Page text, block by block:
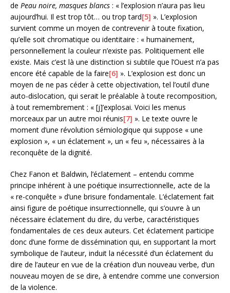
de Peau noire, masques blancs : « l’explosion n’aura pas lieu
aujourd’hui. Il est trop tôt… ou trop tard[5] ». L’explosion
survient comme un moyen de contrevenir à toute fixation,
qu’elle soit chromatique ou identitaire : « humainement,
personnellement la couleur n’existe pas. Politiquement elle
existe. Mais c’est là une distinction si subtile que l’Ouest n’a pas
encore été capable de la faire[6] ». L’explosion est donc un
moyen de ne pas céder à cette objectivation, tel l’outil d’une
auto-dislocation, qui serait le préalable à toute recomposition,
à tout remembrement : « [j]’explosai. Voici les menus
morceaux par un autre moi réunis[7] ». Le texte ouvre le
moment d’une révolution sémiologique qui suppose « une
explosion », « un éclatement », un « feu », nécessaires à la
reconquête de la dignité.
Chez Fanon et Baldwin, l’éclatement – entendu comme
principe inhérent à une poétique insurrectionnelle, acte de la
« re-conquête » d’une brisure fondamentale. L’éclatement fait
ainsi figure de poétique insurrectionnelle, qui s’ouvre à un
nécessaire éclatement du dire, du verbe, caractéristiques
fondamentales de ces deux auteurs. Cet éclatement participe
donc d’une forme de dissémination qui, en supportant la mort
symbolique de l’auteur, induit la nécessité d’un éclatement du
dire de l’auteur en vue de la création d’un nouveau verbe, d’un
nouveau moyen de se dire, à entendre comme une conversion
de la violence.